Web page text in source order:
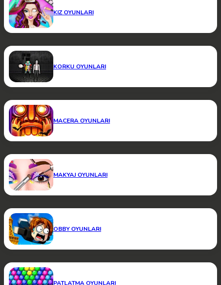
KIZ OYUNLARI
KORKU OYUNLARI
MACERA OYUNLARI
MAKYAJ OYUNLARI
OBBY OYUNLARI
PATLATMA OYUNLARI